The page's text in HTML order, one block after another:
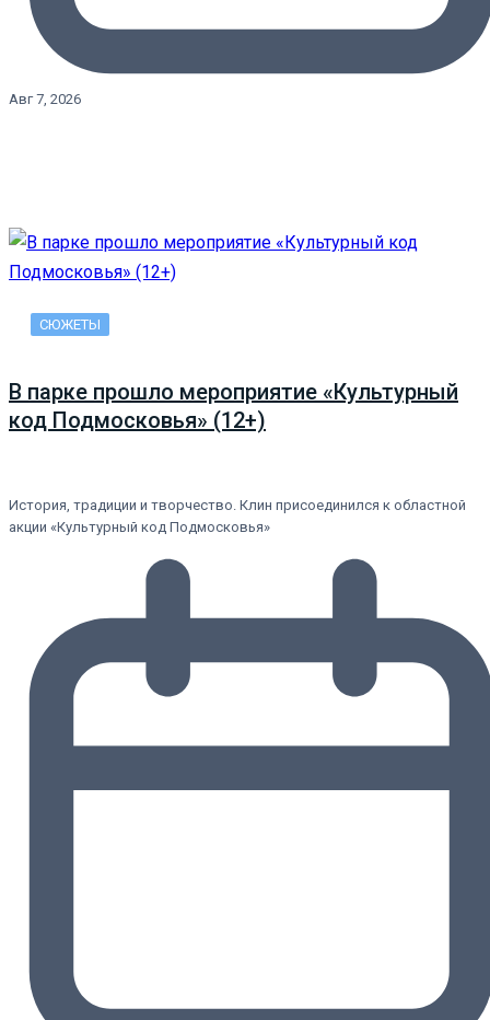
Авг 7, 2026
СЮЖЕТЫ
В парке прошло мероприятие «Культурный
код Подмосковья» (12+)
История, традиции и творчество. Клин присоединился к областной
акции «Культурный код Подмосковья»